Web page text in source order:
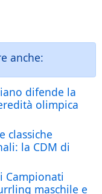
anche:
difende la
olimpica
classiche
la CDM di
Campionati
maschile e